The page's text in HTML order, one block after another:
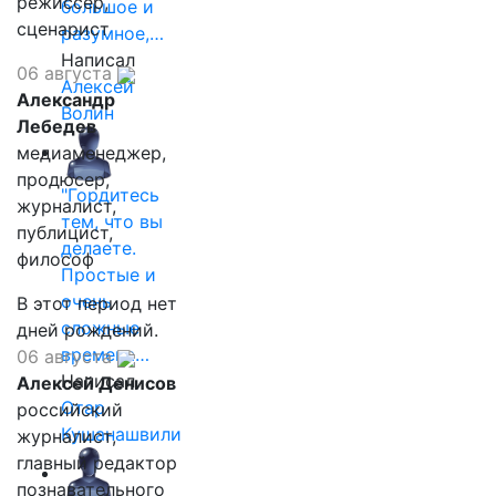
большое и
разумное,…
Написал
Алексей
Волин
"Гордитесь
тем, что вы
делаете.
Простые и
очень
сложные
времена…
Написал
Отар
Кушанашвили
сценарист
06 августа
Александр
Лебедев
медиаменеджер,
продюсер,
журналист,
публицист,
философ
В этот период нет
дней рождений.
06 августа
Алексей Денисов
российский
журналист,
главный редактор
познавательного